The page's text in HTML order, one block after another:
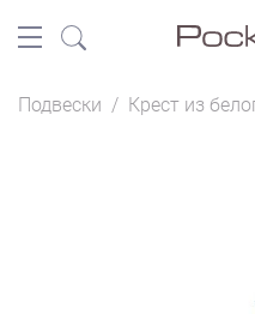
Подвески / Крест из